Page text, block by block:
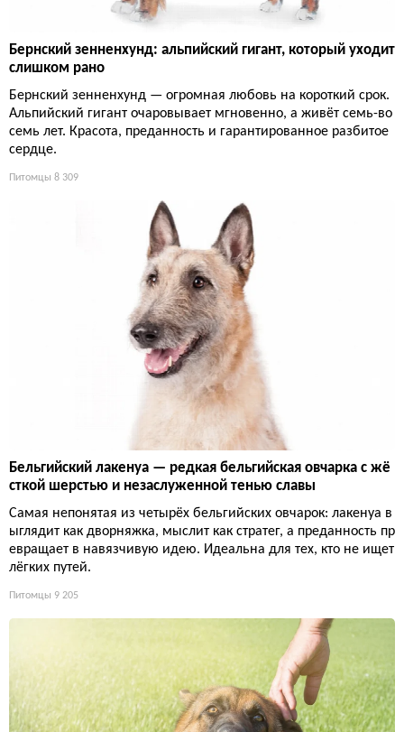
Бернский зенненхунд: альпийский гигант, который уходит
слишком рано
Бернский зенненхунд — огромная любовь на короткий срок.
Альпийский гигант очаровывает мгновенно, а живёт семь-во
семь лет. Красота, преданность и гарантированное разбитое
сердце.
Питомцы 8 309
Бельгийский лакенуа — редкая бельгийская овчарка с жё
сткой шерстью и незаслуженной тенью славы
Самая непонятая из четырёх бельгийских овчарок: лакенуа в
ыглядит как дворняжка, мыслит как стратег, а преданность пр
евращает в навязчивую идею. Идеальна для тех, кто не ищет
лёгких путей.
Питомцы 9 205